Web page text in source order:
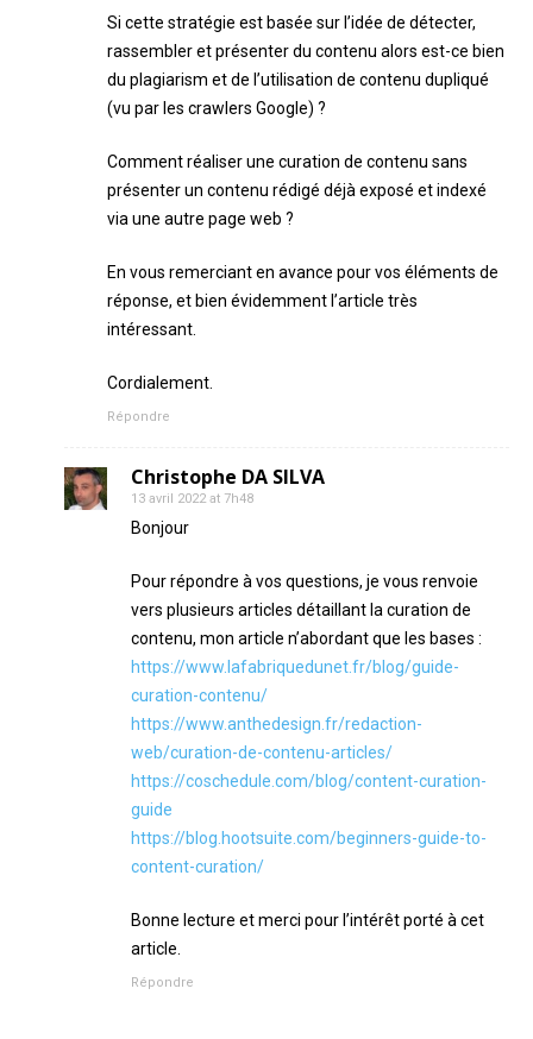
Si cette stratégie est basée sur l’idée de détecter,
rassembler et présenter du contenu alors est-ce bien
du plagiarism et de l’utilisation de contenu dupliqué
(vu par les crawlers Google) ?
Comment réaliser une curation de contenu sans
présenter un contenu rédigé déjà exposé et indexé
via une autre page web ?
En vous remerciant en avance pour vos éléments de
réponse, et bien évidemment l’article très
intéressant.
Cordialement.
Répondre
Christophe DA SILVA
13 avril 2022 at 7h48
Bonjour
Pour répondre à vos questions, je vous renvoie
vers plusieurs articles détaillant la curation de
contenu, mon article n’abordant que les bases :
https://www.lafabriquedunet.fr/blog/guide-
curation-contenu/
https://www.anthedesign.fr/redaction-
web/curation-de-contenu-articles/
https://coschedule.com/blog/content-curation-
guide
https://blog.hootsuite.com/beginners-guide-to-
content-curation/
Bonne lecture et merci pour l’intérêt porté à cet
article.
Répondre